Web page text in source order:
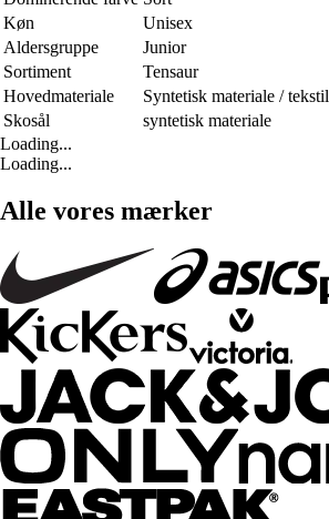
Køn
Unisex
Aldersgruppe
Junior
Sortiment
Tensaur
Hovedmateriale
Syntetisk materiale / tekstil
Skosål
syntetisk materiale
Loading...
Loading...
Alle vores mærker